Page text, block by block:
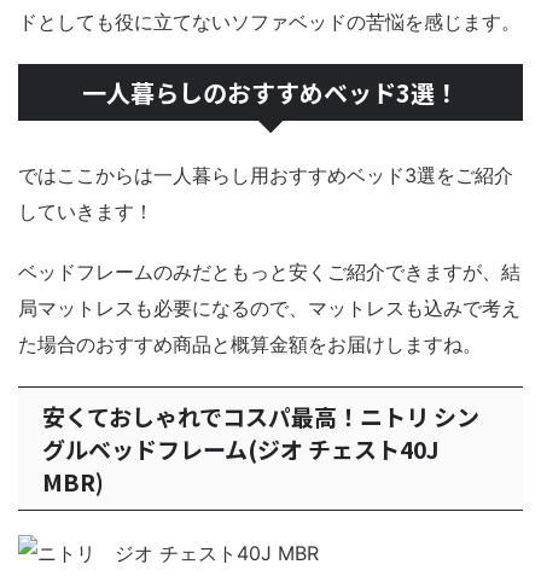
ドとしても役に立てないソファベッドの苦悩を感じます。
一人暮らしのおすすめベッド3選！
ではここからは一人暮らし用おすすめベッド3選をご紹介
していきます！
ベッドフレームのみだともっと安くご紹介できますが、結
局マットレスも必要になるので、マットレスも込みで考え
た場合のおすすめ商品と概算金額をお届けしますね。
安くておしゃれでコスパ最高！ニトリ シン
グルベッドフレーム(ジオ チェスト40J
MBR)